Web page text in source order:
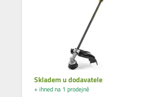
Skladem u dodavatele
+ ihned na 1 prodejně